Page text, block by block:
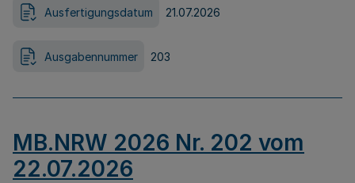
Ausfertigungsdatum 21.07.2026
Ausgabennummer 203
MB.NRW 2026 Nr. 202 vom
22.07.2026